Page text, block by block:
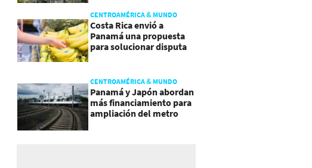
CENTROAMÉRICA & MUNDO
Costa Rica envió a
Panamá una propuesta
para solucionar disputa
CENTROAMÉRICA & MUNDO
Panamá y Japón abordan
más financiamiento para
ampliación del metro